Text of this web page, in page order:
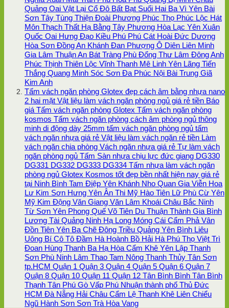
Quảng Oai Vật Lại Cổ Đô Bất Bạt Suối Hai Ba Vì Yên Bài
Sơn Tây Tùng Thiện Đoài Phương Phúc Thọ Phúc Lộc Hát
Môn Thạch Thất Hạ Bằng Tây Phương Hòa Lạc Yên Xuân
Quốc Oai Hưng Đạo Kiều Phú Phú Cát Hoài Đức Dương
Hòa Sơn Đồng An Khánh Đan Phượng Ô Diên Liên Minh
Gia Lâm Thuận An Bát Tràng Phù Đổng Thư Lâm Đông Anh
Phúc Thịnh Thiên Lộc Vĩnh Thanh Mê Linh Yên Lãng Tiến
Thắng Quang Minh Sóc Sơn Đa Phúc Nội Bài Trung Giã
Kim Anh
Tấm vách ngăn phòng Glotex đẹp cách âm bằng nhựa nano
2 hai mặt Vật liệu làm vách ngăn phòng ngủ giá rẻ tiền Báo
giá Tấm vách ngăn phòng Glotex Tấm vách ngăn phòng
kosmos Tấm vách ngăn phòng cách âm phòng ngủ thông
minh di động dày 25mm tấm vách ngăn phòng ngủ tấm
vách ngăn nhựa giá rẻ Vật liệu làm vách ngăn rẻ tiền Làm
vách ngăn chia phòng Vách ngăn nhựa giá rẻ Tự làm vách
ngăn phòng ngủ Tấm Sàn nhựa chịu lực đức giang DG330
DG331 DG332 DG333 DG334 Tấm nhựa làm vách ngăn
phòng ngủ Glotex Kosmos tốt đẹp bền nhất hiện nay giá rẻ
tại Ninh Bình Tam Điệp Yên Khánh Nho Quan Gia Viễn Hoa
Lư Kim Sơn Hưng Yên Ân Thi Mỹ Hào Tiên Lữ Phù Cừ Yên
Mỹ Kim Động Văn Giang Văn Lâm Khoái Châu Bắc Ninh
Từ Sơn Yên Phong Quế Võ Tiên Du Thuận Thành Gia Bình
Lương Tài Quảng Ninh Hạ Long Móng Cái Cẩm Phả Vân
Đồn Tiên Yên Ba Chẽ Đông Triều Quảng Yên Bình Liêu
Uông Bí Cô Tô Đầm Hà Hoành Bồ Hải Hà Phú Thọ Việt Trì
Đoan Hùng Thanh Ba Hạ Hòa Cẩm Khê Yên Lập Thanh
Sơn Phù Ninh Lâm Thao Tam Nông Thanh Thủy Tân Sơn
tp.HCM Quận 1 Quận 3 Quận 4 Quận 5 Quận 6 Quận 7
Quận 8 Quận 10 Quận 11 Quận 12 Tân Bình Bình Tân Bình
Thạnh Tân Phú Gò Vấp Phú Nhuận thành phố Thủ Đức
HCM Đà Nẵng Hải Châu Cẩm Lệ Thanh Khê Liên Chiểu
Ngũ Hành Sơn Sơn Trà Hòa Vang